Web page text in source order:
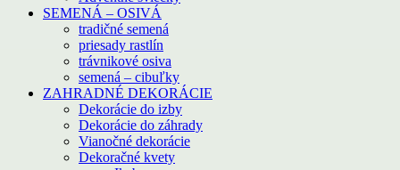
SEMENÁ – OSIVÁ
tradičné semená
priesady rastlín
trávnikové osiva
semená – cibuľky
ZAHRADNÉ DEKORÁCIE
Dekorácie do izby
Dekorácie do záhrady
Vianočné dekorácie
Dekoračné kvety